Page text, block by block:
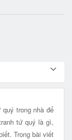
trong nhà để
tứ quý là gì,
Trong bài viết